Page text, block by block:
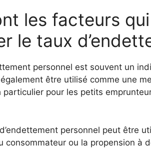
les facteurs
le taux
personnel est souvent un
être utilisé comme une
particulier pour les petits
personnel peut être
consommateur ou la propension à